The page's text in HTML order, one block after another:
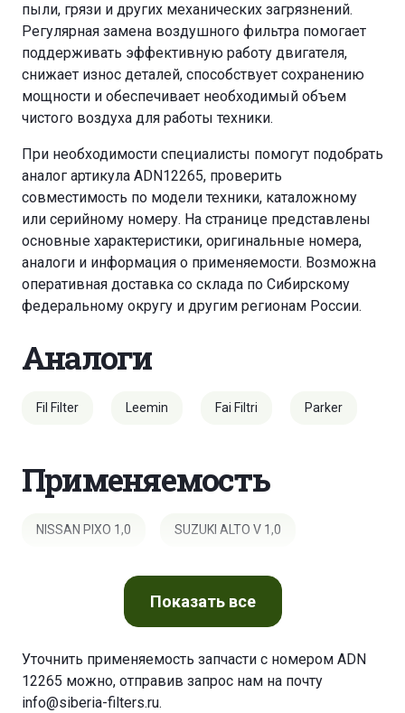
пыли, грязи и других механических загрязнений.
Регулярная замена воздушного фильтра помогает
поддерживать эффективную работу двигателя,
снижает износ деталей, способствует сохранению
мощности и обеспечивает необходимый объем
чистого воздуха для работы техники.
При необходимости специалисты помогут подобрать
аналог артикула ADN12265, проверить
совместимость по модели техники, каталожному
или серийному номеру. На странице представлены
основные характеристики, оригинальные номера,
аналоги и информация о применяемости. Возможна
оперативная доставка со склада по Сибирскому
федеральному округу и другим регионам России.
Аналоги
Fil Filter Leemin Fai Filtri Parker
Применяемость
NISSAN PIXO 1,0 SUZUKI ALTO V 1,0
Показатьвсе
Уточнить применяемость запчасти с номером ADN
12265 можно, отправив запрос нам на почту
info@siberia-filters.ru.